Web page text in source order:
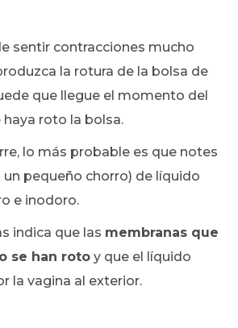
sentir contracciones mucho
la rotura de la bolsa de
que llegue el momento del
roto la bolsa.
lo más probable es que notes
pequeño chorro) de líquido
e inodoro.
indica que las membranas que
se han roto y que el líquido
la vagina al exterior.